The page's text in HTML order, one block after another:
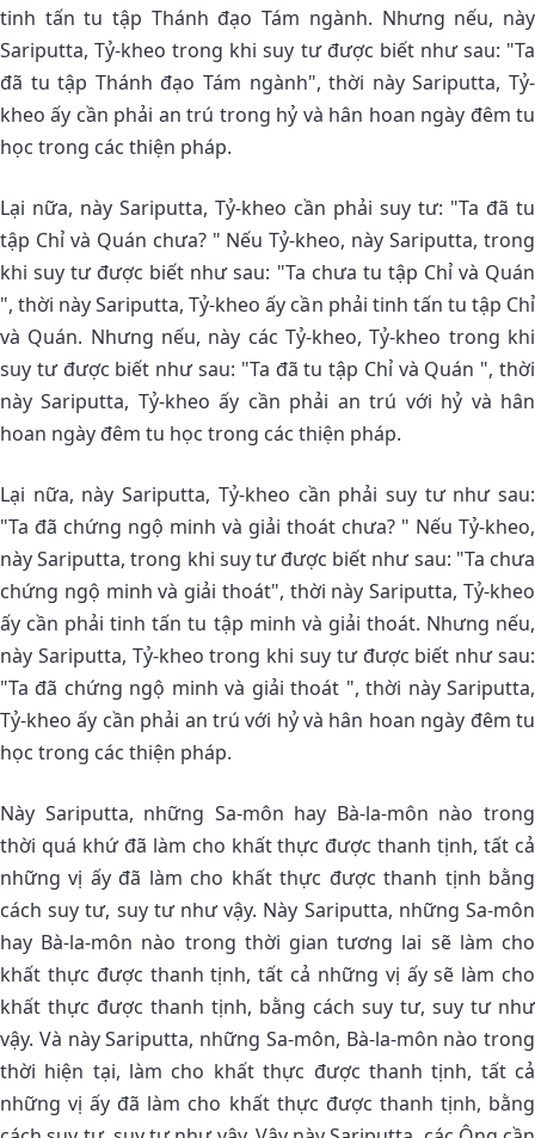
tinh tấn tu tập Thánh đạo Tám ngành. Nhưng nếu, này
Sariputta, Tỷ-kheo trong khi suy tư được biết như sau: "Ta
đã tu tập Thánh đạo Tám ngành", thời này Sariputta, Tỷ-
kheo ấy cần phải an trú trong hỷ và hân hoan ngày đêm tu
học trong các thiện pháp.
Lại nữa, này Sariputta, Tỷ-kheo cần phải suy tư: "Ta đã tu
tập Chỉ và Quán chưa? " Nếu Tỷ-kheo, này Sariputta, trong
khi suy tư được biết như sau: "Ta chưa tu tập Chỉ và Quán
", thời này Sariputta, Tỷ-kheo ấy cần phải tinh tấn tu tập Chỉ
và Quán. Nhưng nếu, này các Tỷ-kheo, Tỷ-kheo trong khi
suy tư được biết như sau: "Ta đã tu tập Chỉ và Quán ", thời
này Sariputta, Tỷ-kheo ấy cần phải an trú với hỷ và hân
hoan ngày đêm tu học trong các thiện pháp.
Lại nữa, này Sariputta, Tỷ-kheo cần phải suy tư như sau:
"Ta đã chứng ngộ minh và giải thoát chưa? " Nếu Tỷ-kheo,
này Sariputta, trong khi suy tư được biết như sau: "Ta chưa
chứng ngộ minh và giải thoát", thời này Sariputta, Tỷ-kheo
ấy cần phải tinh tấn tu tập minh và giải thoát. Nhưng nếu,
này Sariputta, Tỷ-kheo trong khi suy tư được biết như sau:
"Ta đã chứng ngộ minh và giải thoát ", thời này Sariputta,
Tỷ-kheo ấy cần phải an trú với hỷ và hân hoan ngày đêm tu
học trong các thiện pháp.
Này Sariputta, những Sa-môn hay Bà-la-môn nào trong
thời quá khứ đã làm cho khất thực được thanh tịnh, tất cả
những vị ấy đã làm cho khất thực được thanh tịnh bằng
cách suy tư, suy tư như vậy. Này Sariputta, những Sa-môn
hay Bà-la-môn nào trong thời gian tương lai sẽ làm cho
khất thực được thanh tịnh, tất cả những vị ấy sẽ làm cho
khất thực được thanh tịnh, bằng cách suy tư, suy tư như
vậy. Và này Sariputta, những Sa-môn, Bà-la-môn nào trong
thời hiện tại, làm cho khất thực được thanh tịnh, tất cả
những vị ấy đã làm cho khất thực được thanh tịnh, bằng